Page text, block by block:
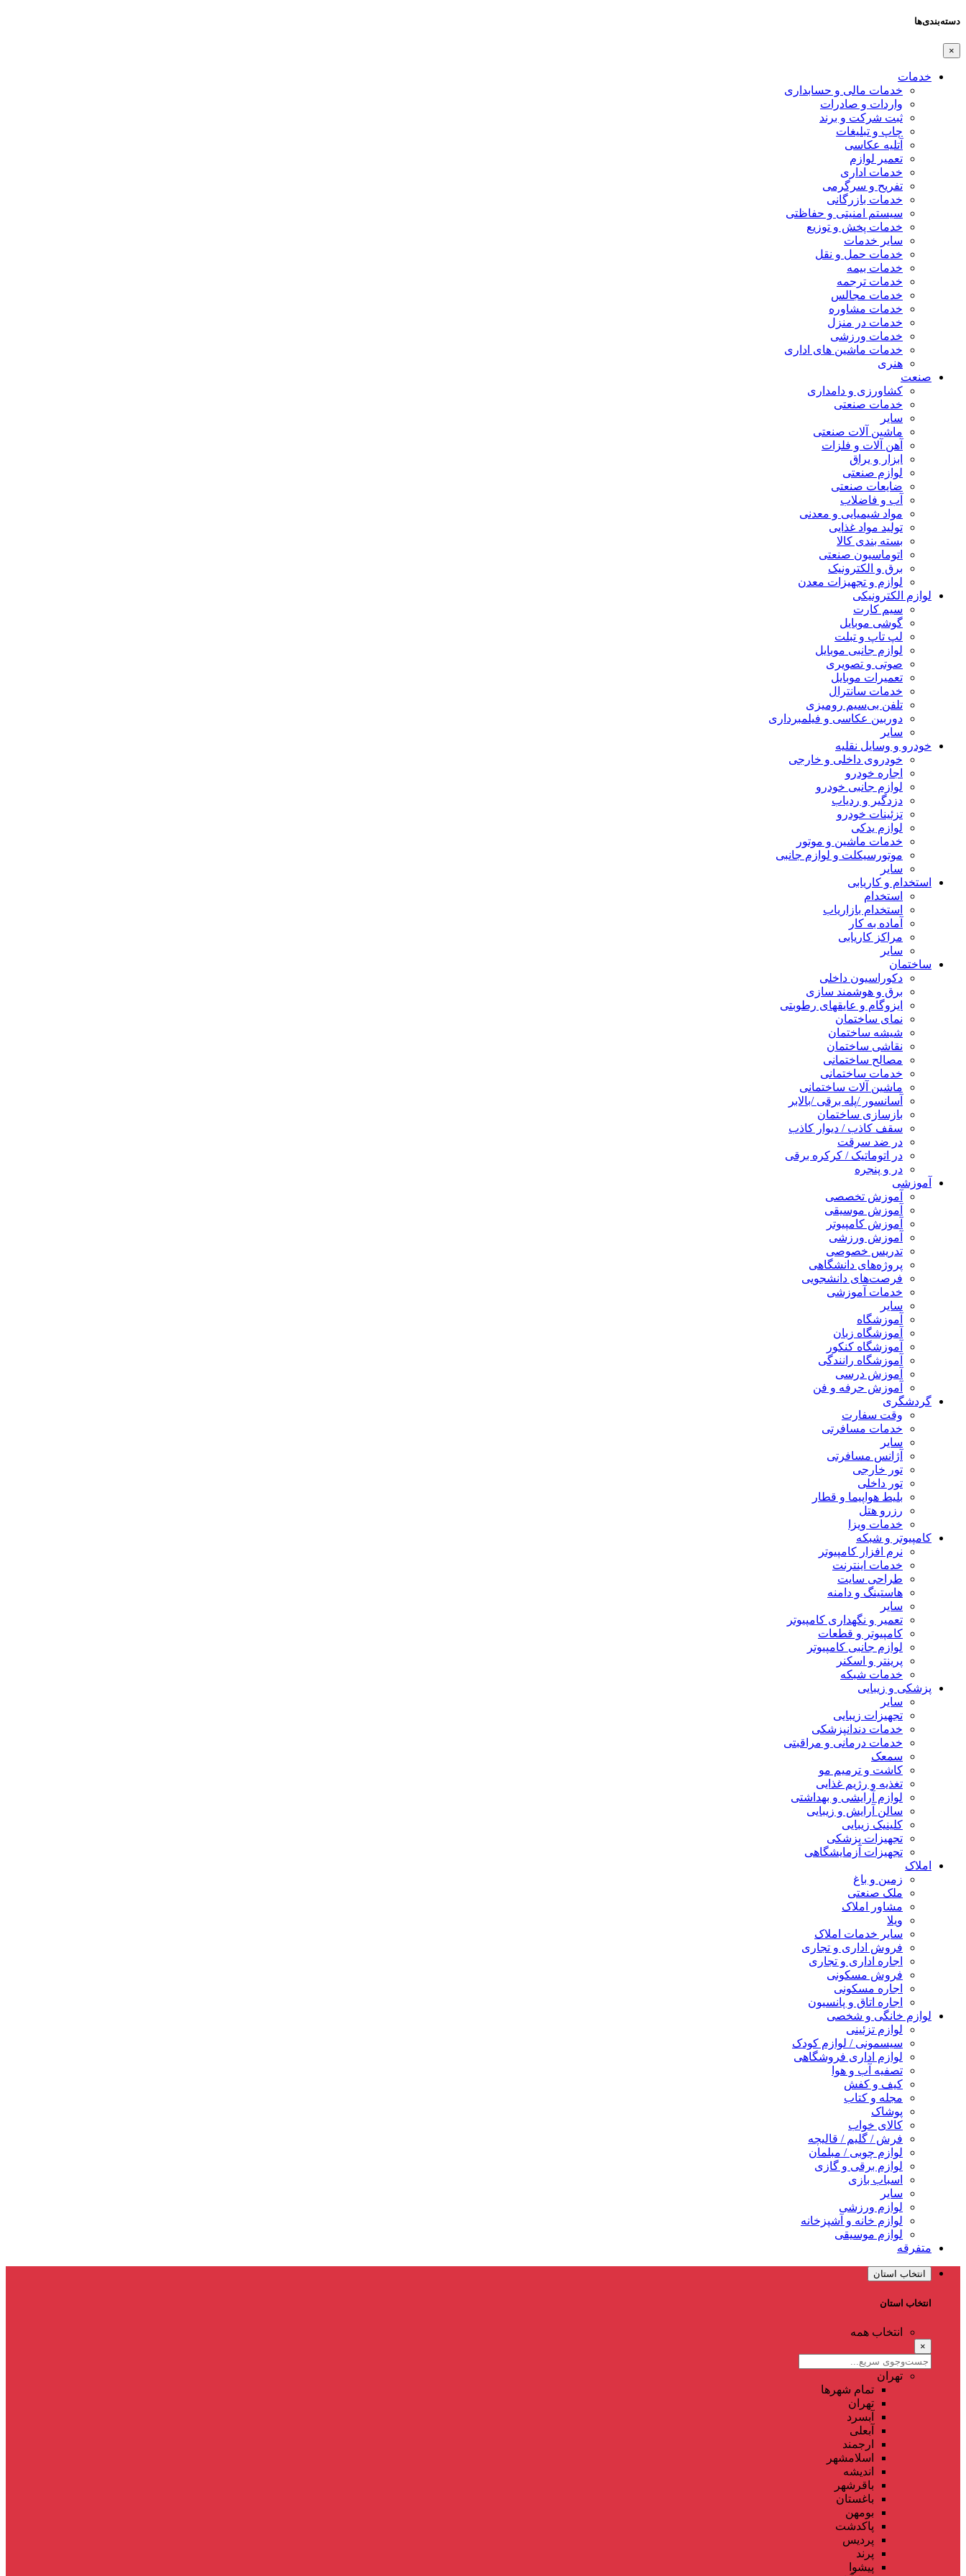
دسته‌بندی‌ها
×
خدمات
خدمات مالی و حسابداری
واردات و صادرات
ثبت شرکت و برند
چاپ و تبلیغات
آتلیه عکاسی
تعمیر لوازم
خدمات اداری
تفریح و سرگرمی
خدمات بازرگانی
سیستم امنیتی و حفاظتی
خدمات پخش و توزیع
سایر خدمات
خدمات حمل و نقل
خدمات بیمه
خدمات ترجمه
خدمات مجالس
خدمات مشاوره
خدمات در منزل
خدمات ورزشی
خدمات ماشین های اداری
هنری
صنعت
کشاورزی و دامداری
خدمات صنعتی
سایر
ماشین آلات صنعتی
آهن آلات و فلزات
ابزار و یراق
لوازم صنعتی
ضایعات صنعتی
آب و فاضلاب
مواد شیمیایی و معدنی
تولید مواد غذایی
بسته بندی کالا
اتوماسیون صنعتی
برق و الکترونیک
لوازم و تجهیزات معدن
لوازم الکترونیکی
سیم کارت
گوشی موبایل
لپ تاپ و تبلت
لوازم جانبی موبایل
صوتی و تصویری
تعمیرات موبایل
خدمات سانترال
تلفن بی‌سیم رومیزی
دوربین عکاسی و فیلمبرداری
سایر
خودرو و وسایل نقلیه
خودروی داخلی و خارجی
اجاره خودرو
لوازم جانبی خودرو
دزدگیر و ردیاب
تزئینات خودرو
لوازم یدکی
خدمات ماشین و موتور
موتورسیکلت و لوازم جانبی
سایر
استخدام و کاریابی
استخدام
استخدام بازاریاب
آماده به کار
مراکز کاریابی
سایر
ساختمان
دکوراسیون داخلی
برق و هوشمند سازی
ایزوگام و عایقهای رطوبتی
نمای ساختمان
شیشه ساختمان
نقاشی ساختمان
مصالح ساختمانی
خدمات ساختمانی
ماشین آلات ساختمانی
آسانسور /پله برقی /بالابر
بازسازی ساختمان
سقف کاذب / دیوار کاذب
در ضد سرقت
در اتوماتیک / کرکره برقی
در و پنجره
آموزشی
آموزش تخصصی
آموزش موسیقی
آموزش کامپیوتر
آموزش ورزشی
تدریس خصوصی
پروژه‌های دانشگاهی
فرصت‌های دانشجویی
خدمات آموزشی
سایر
آموزشگاه
آموزشگاه زبان
آموزشگاه کنکور
آموزشگاه رانندگی
آموزش درسی
آموزش حرفه و فن
گردشگری
وقت سفارت
خدمات مسافرتی
سایر
آژانس مسافرتی
تور خارجی
تور داخلی
بلیط هواپیما و قطار
رزرو هتل
خدمات ویزا
کامپیوتر و شبکه
نرم افزار کامپیوتر
خدمات اینترنت
طراحی سایت
هاستینگ و دامنه
سایر
تعمیر و نگهداری کامپیوتر
کامپیوتر و قطعات
لوازم جانبی کامپیوتر
پرینتر و اسکنر
خدمات شبکه
پزشکی و زیبایی
سایر
تجهیزات زیبایی
خدمات دندانپزشکی
خدمات درمانی و مراقبتی
سمعک
کاشت و ترمیم مو
تغذیه و رژیم غذایی
لوازم آرایشی و بهداشتی
سالن آرایش و زیبایی
کلینیک زیبایی
تجهیزات پزشکی
تجهیزات آزمایشگاهی
املاک
زمین و باغ
ملک صنعتی
مشاور املاک
ویلا
سایر خدمات املاک
فروش اداری و تجاری
اجاره اداری و تجاری
فروش مسکونی
اجاره مسکونی
اجاره اتاق و پانسیون
لوازم خانگی و شخصی
لوازم تزئینی
سیسمونی / لوازم کودک
لوازم اداری فروشگاهی
تصفیه آب و هوا
کیف و کفش
مجله و کتاب
پوشاک
کالای خواب
فرش / گلیم / قالیچه
لوازم چوبی / مبلمان
لوازم برقی و گازی
اسباب بازی
سایر
لوازم ورزشی
لوازم خانه و آشپزخانه
لوازم موسیقی
متفرقه
انتخاب استان
انتخاب استان
انتخاب همه
×
تهران
تمام شهر‌ها
تهران
آبسرد
آبعلی
ارجمند
اسلامشهر
اندیشه
باقرشهر
باغستان
بومهن
پاکدشت
پردیس
پرند
پیشوا